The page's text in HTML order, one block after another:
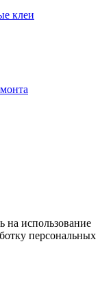
клеи
на использование
персональных